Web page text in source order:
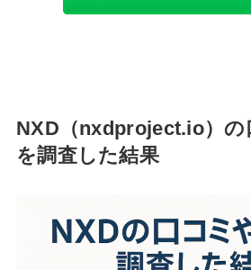
NXD（nxdproject.io）の
を調査した結果